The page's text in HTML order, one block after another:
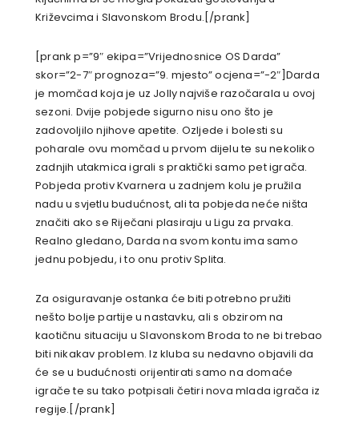
Križevcima i Slavonskom Brodu.[/prank]
[prank p=”9″ ekipa=”Vrijednosnice OS Darda”
skor=”2-7″ prognoza=”9. mjesto” ocjena=”-2″]Darda
je momčad koja je uz Jolly najviše razočarala u ovoj
sezoni. Dvije pobjede sigurno nisu ono što je
zadovoljilo njihove apetite. Ozljede i bolesti su
poharale ovu momčad u prvom dijelu te su nekoliko
zadnjih utakmica igrali s praktički samo pet igrača.
Pobjeda protiv Kvarnera u zadnjem kolu je pružila
nadu u svjetlu budućnost, ali ta pobjeda neće ništa
značiti ako se Riječani plasiraju u Ligu za prvaka.
Realno gledano, Darda na svom kontu ima samo
jednu pobjedu, i to onu protiv Splita.
Za osiguravanje ostanka će biti potrebno pružiti
nešto bolje partije u nastavku, ali s obzirom na
kaotičnu situaciju u Slavonskom Broda to ne bi trebao
biti nikakav problem. Iz kluba su nedavno objavili da
će se u budućnosti orijentirati samo na domaće
igrače te su tako potpisali četiri nova mlada igrača iz
regije.[/prank]